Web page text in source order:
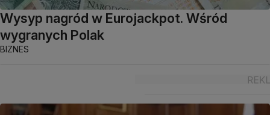
Wysyp nagród w Eurojackpot. Wśród
wygranych Polak
BIZNES